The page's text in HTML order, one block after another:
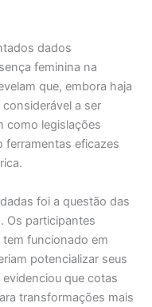
dados
feminina na
que, embora haja
a ser
como legislações
ferramentas eficazes
foi a questão das
Os participantes
funcionado em
potencializar seus
que cotas
transformações mais